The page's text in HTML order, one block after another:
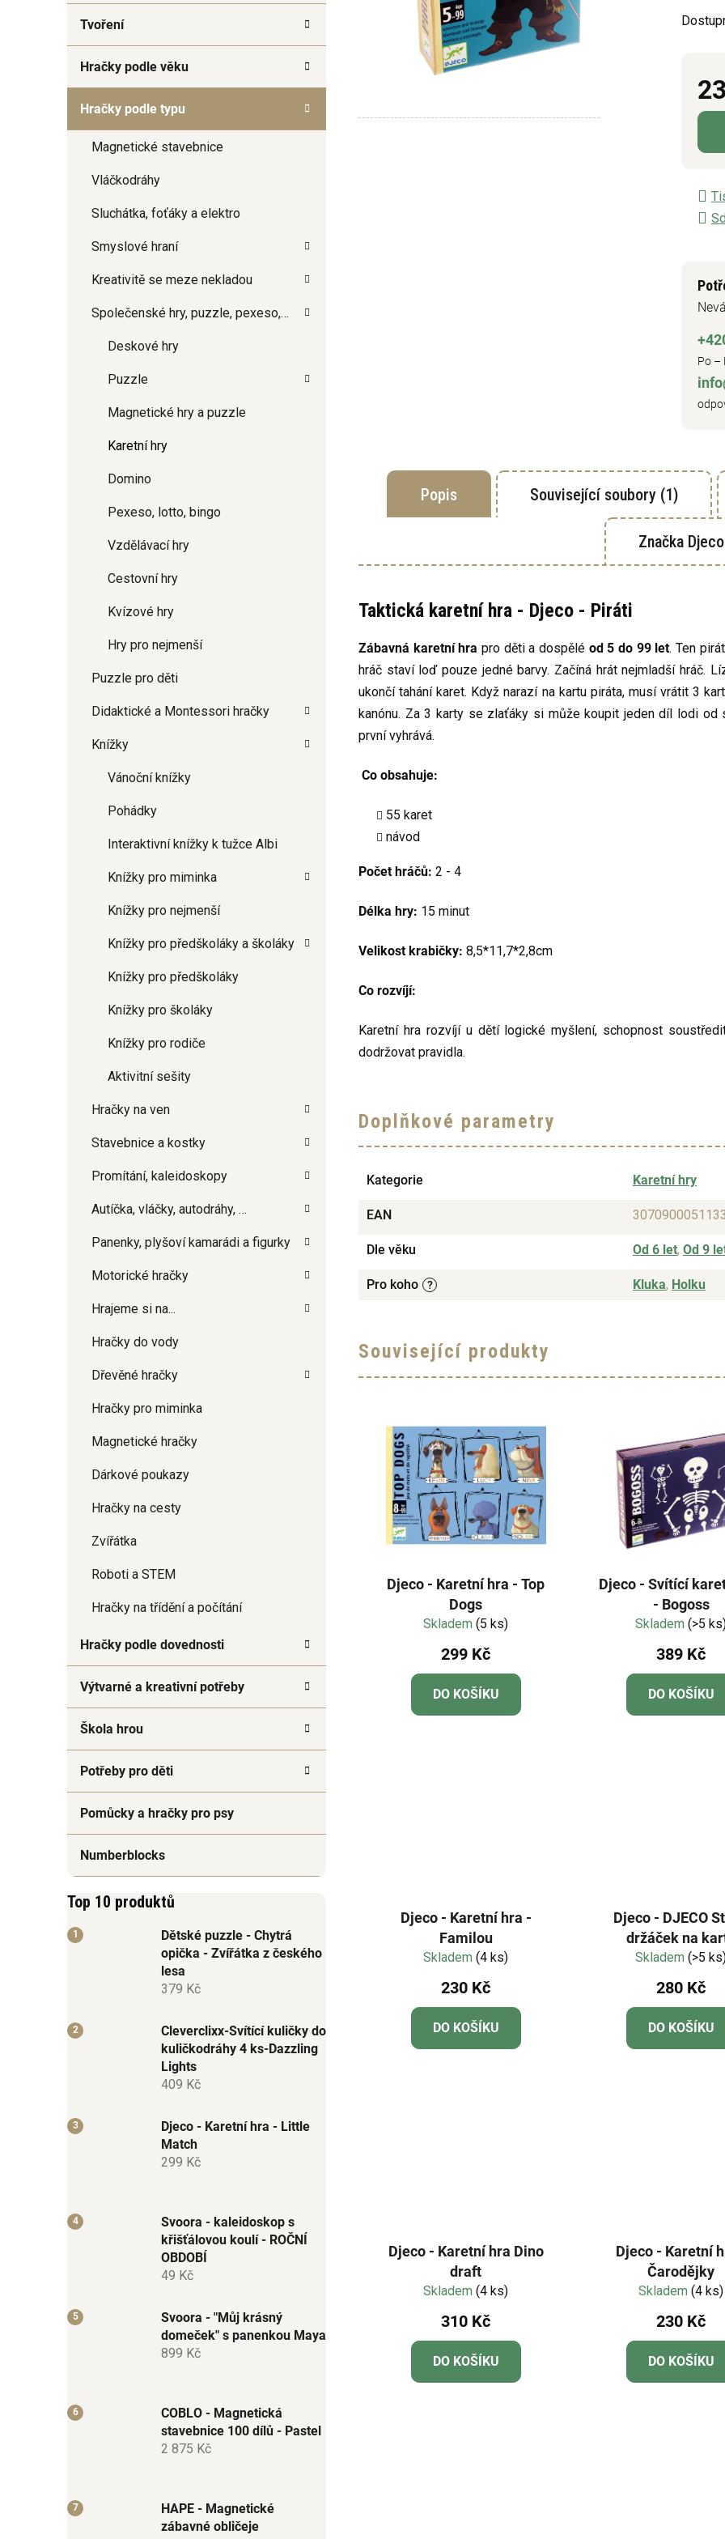
Tvoření
Hračky podle věku
Hračky podle typu
Magnetické stavebnice
Vláčkodráhy
Sluchátka, foťáky a elektro
Smyslové hraní
Kreativitě se meze nekladou
Společenské hry, puzzle, pexeso,…
Deskové hry
Puzzle
Magnetické hry a puzzle
Karetní hry
Domino
Pexeso, lotto, bingo
Vzdělávací hry
Cestovní hry
Kvízové hry
Hry pro nejmenší
Puzzle pro děti
Didaktické a Montessori hračky
Knížky
Vánoční knížky
Pohádky
Interaktivní knížky k tužce Albi
Knížky pro miminka
Knížky pro nejmenší
Knížky pro předškoláky a školáky
Knížky pro předškoláky
Knížky pro školáky
Knížky pro rodiče
Aktivitní sešity
Hračky na ven
Stavebnice a kostky
Promítání, kaleidoskopy
Autíčka, vláčky, autodráhy, …
Panenky, plyšoví kamarádi a figurky
Motorické hračky
Hrajeme si na...
Hračky do vody
Dřevěné hračky
Hračky pro miminka
Magnetické hračky
Dárkové poukazy
Hračky na cesty
Zvířátka
Roboti a STEM
Hračky na třídění a počítání
Hračky podle dovednosti
Výtvarné a kreativní potřeby
Škola hrou
Potřeby pro děti
Pomůcky a hračky pro psy
Numberblocks
Top 10 produktů
Dětské puzzle - Chytrá
opička - Zvířátka z českého
lesa
379 Kč
Cleverclixx-Svítící kuličky do
kuličkodráhy 4 ks-Dazzling
Lights
409 Kč
Djeco - Karetní hra - Little
Match
299 Kč
Svoora - kaleidoskop s
křišťálovou koulí - ROČNÍ
OBDOBÍ
49 Kč
Svoora - "Můj krásný
domeček" s panenkou Maya
899 Kč
COBLO - Magnetická
stavebnice 100 dílů - Pastel
2 875 Kč
HAPE - Magnetické
zábavné obličeje
Po –
Popis Související soubory (1)
Značka Djeco
Taktická karetní hra - Djeco - Piráti
Zábavná karetní hra pro děti a dospělé od 5 do 99 let. Ten
hráč staví loď pouze jedné barvy. Začíná hrát nejmladší hráč.
ukončí tahání karet. Když narazí na kartu piráta, musí vrátit 3
kanónu. Za 3 karty se zlaťáky si může koupit jeden díl lodi od
první vyhrává.
Co obsahuje:
55 karet
návod
Počet hráčů: 2 - 4
Délka hry: 15 minut
Velikost krabičky: 8,5*11,7*2,8cm
Co rozvíjí:
Karetní hra rozvíjí u dětí logické myšlení, schopnost
dodržovat pravidla.
Doplňkové parametry
Kategorie Karetní hry
EAN
Dle věku Od 6 let, Od 9
?
Pro koho Kluka, Holku
Související produkty
Djeco - Karetní hra - Top
Dogs
Skladem(5 ks)
299 Kč
DO KOŠÍKU
Djeco - Svítící
- Bogoss
Skladem(>5
389 Kč
DO KOŠÍKU
Djeco - Karetní hra -
Familou
Skladem(4 ks)
230 Kč
DO KOŠÍKU
Djeco - DJECO
držáček na
Skladem(>5
280 Kč
DO KOŠÍKU
Djeco - Karetní hra Dino
draft
Skladem(4 ks)
310 Kč
DO KOŠÍKU
Djeco - Karetní
Čarodějky
Skladem(4 ks)
230 Kč
DO KOŠÍKU